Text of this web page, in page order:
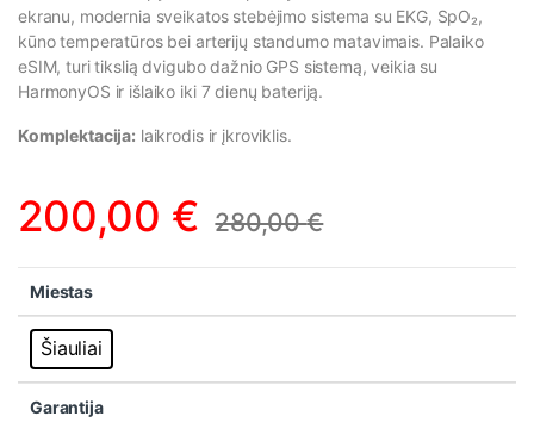
ekranu, modernia sveikatos stebėjimo sistema su EKG, SpO₂,
kūno temperatūros bei arterijų standumo matavimais. Palaiko
eSIM, turi tikslią dvigubo dažnio GPS sistemą, veikia su
HarmonyOS ir išlaiko iki 7 dienų bateriją.
Komplektacija: laikrodis ir įkroviklis.
200,00 € 280,00€
Miestas
Šiauliai
Garantija